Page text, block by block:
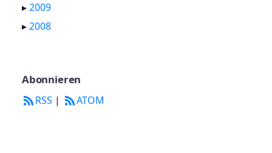
▸2009
▸2008
Abonnieren
RSS | ATOM